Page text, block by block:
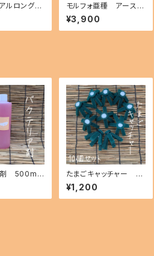
ルロングフ
年産ま
ス3(現物出
B-0802-
モルフォ亜種 アースア
イ （2026年産まれ） オ
ス2 メス2(現物出品) ik
ahoff A-0718-5133
¥3,900
剤 500ml i
0801-20
たまごキャッチャー 10
個セット
¥1,200